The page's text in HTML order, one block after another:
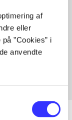
af
eller
”Cookies” i
anvendte